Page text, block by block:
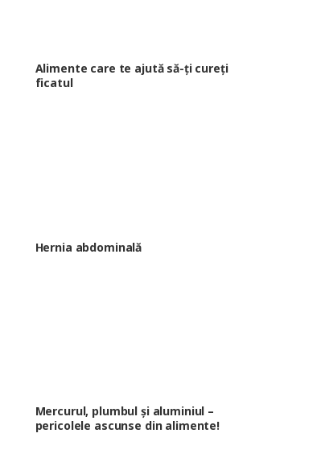
Alimente care te ajută să-ți cureți
ficatul
Hernia abdominală
Mercurul, plumbul și aluminiul –
pericolele ascunse din alimente!